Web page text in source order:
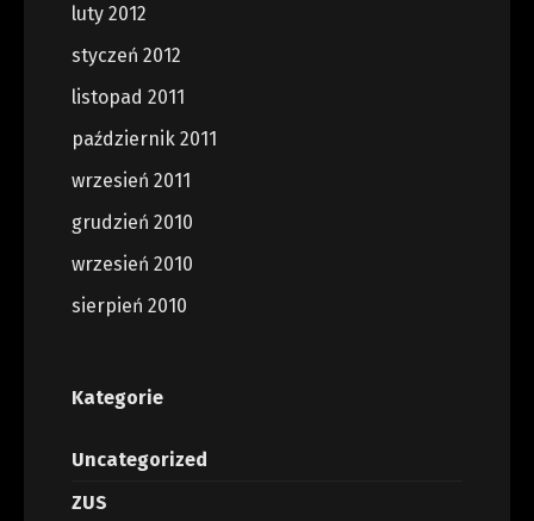
luty 2012
styczeń 2012
listopad 2011
październik 2011
wrzesień 2011
grudzień 2010
wrzesień 2010
sierpień 2010
Kategorie
Uncategorized
ZUS